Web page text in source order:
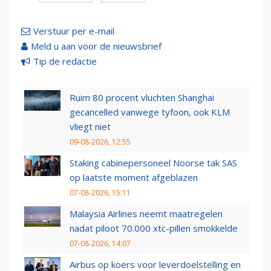
Verstuur per e-mail
Meld u aan voor de nieuwsbrief
Tip de redactie
Ruim 80 procent vluchten Shanghai
gecancelled vanwege tyfoon, ook KLM
vliegt niet
09-08-2026, 12:55
Staking cabinepersoneel Noorse tak SAS
op laatste moment afgeblazen
07-08-2026, 15:11
Malaysia Airlines neemt maatregelen
nadat piloot 70.000 xtc-pillen smokkelde
07-08-2026, 14:07
Airbus op koers voor leverdoelstelling en